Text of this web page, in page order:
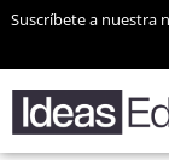
Suscríbete a nuestra